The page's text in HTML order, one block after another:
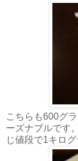
こちらも600グ
ーズナブルです
じ値段で1キログ